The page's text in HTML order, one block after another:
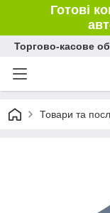
Готові
Торгово-касове
Товари та